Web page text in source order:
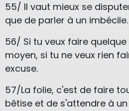
55/ Il vaut mieux se
que de parler à un imbécile.
56/ Si tu veux faire
moyen, si tu ne veux rien
excuse.
57/La folie, c'est de faire
bêtise et de s'attendre à